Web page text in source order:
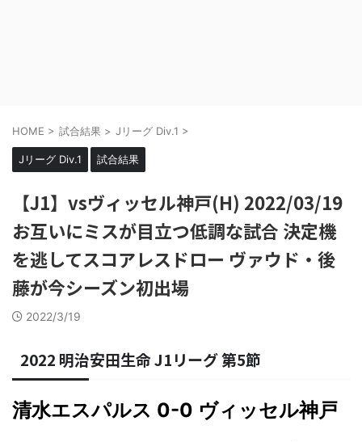
HOME > 試合結果 > Jリーグ Div.1 >
Jリーグ Div.1 試合結果
【J1】vsヴィッセル神戸(H) 2022/03/19
お互いにミスが目立つ低調な試合 決定機
を逃してスコアレスドロー ヴァウド・後
藤が今シーズン初出場
2022/3/19
2022 明治安田生命 J1リーグ 第5節
清水エスパルス 0-0 ヴィッセル神戸